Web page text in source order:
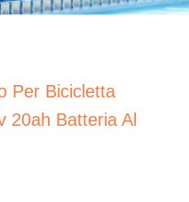
Per Bicicletta
20ah Batteria Al